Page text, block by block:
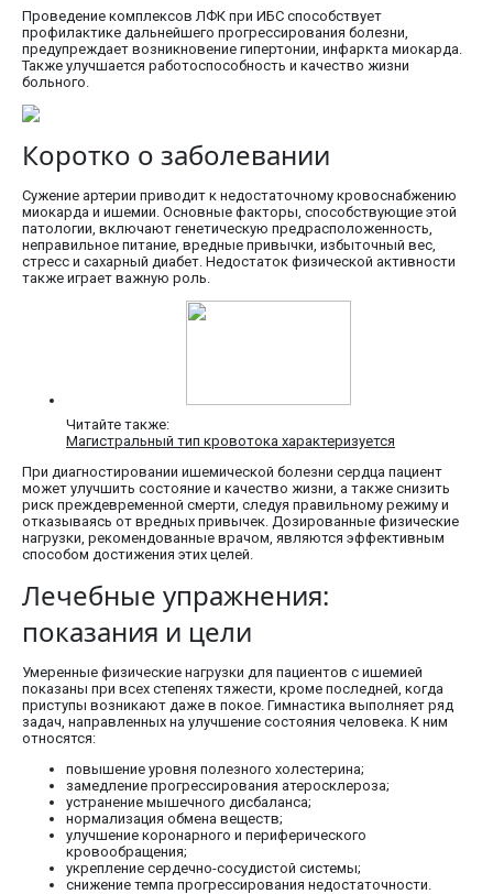
Проведение комплексов ЛФК при ИБС способствует
профилактике дальнейшего прогрессирования болезни,
предупреждает возникновение гипертонии, инфаркта миокарда.
Также улучшается работоспособность и качество жизни
больного.
Коротко о заболевании
Сужение артерии приводит к недостаточному кровоснабжению
миокарда и ишемии. Основные факторы, способствующие этой
патологии, включают генетическую предрасположенность,
неправильное питание, вредные привычки, избыточный вес,
стресс и сахарный диабет. Недостаток физической активности
также играет важную роль.
Читайте также:
Магистральный тип кровотока характеризуется
При диагностировании ишемической болезни сердца пациент
может улучшить состояние и качество жизни, а также снизить
риск преждевременной смерти, следуя правильному режиму и
отказываясь от вредных привычек. Дозированные физические
нагрузки, рекомендованные врачом, являются эффективным
способом достижения этих целей.
Лечебные упражнения:
показания и цели
Умеренные физические нагрузки для пациентов с ишемией
показаны при всех степенях тяжести, кроме последней, когда
приступы возникают даже в покое. Гимнастика выполняет ряд
задач, направленных на улучшение состояния человека. К ним
относятся:
повышение уровня полезного холестерина;
замедление прогрессирования атеросклероза;
устранение мышечного дисбаланса;
нормализация обмена веществ;
улучшение коронарного и периферического
кровообращения;
укрепление сердечно-сосудистой системы;
снижение темпа прогрессирования недостаточности.